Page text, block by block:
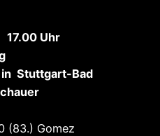
17.00 Uhr
in Stuttgart-Bad
(83.) Gomez